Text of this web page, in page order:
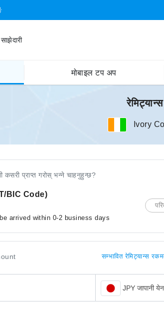
मोबाइल टप अप
Ivory
कसरी प्राप्त गरोस् भन्ने चाहनुहुन्छ?
BIC Code)
arrived within 0-2 business days
सम्भावित रेमिट्यान्स
JPY जापानी येन